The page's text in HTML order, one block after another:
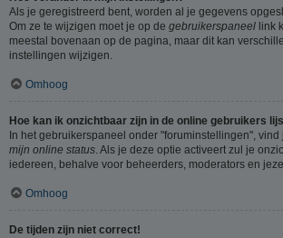
Als je geregistreerd bent, worden al je gegevens
Om ze te wijzigen moet je op de gebruikerspaneel link
meestal bovenaan op de pagina, maar dit kan
instellingen wijzigen.
Omhoog
Hoe kan ik onzichtbaar zijn in de online gebruikers
In het gebruikerspaneel onder "foruminstellingen", vind
mijn online status . Als je deze optie activeert zul je
iedereen, behalve voor beheerders, moderators en
Omhoog
De tijden zijn niet correct!